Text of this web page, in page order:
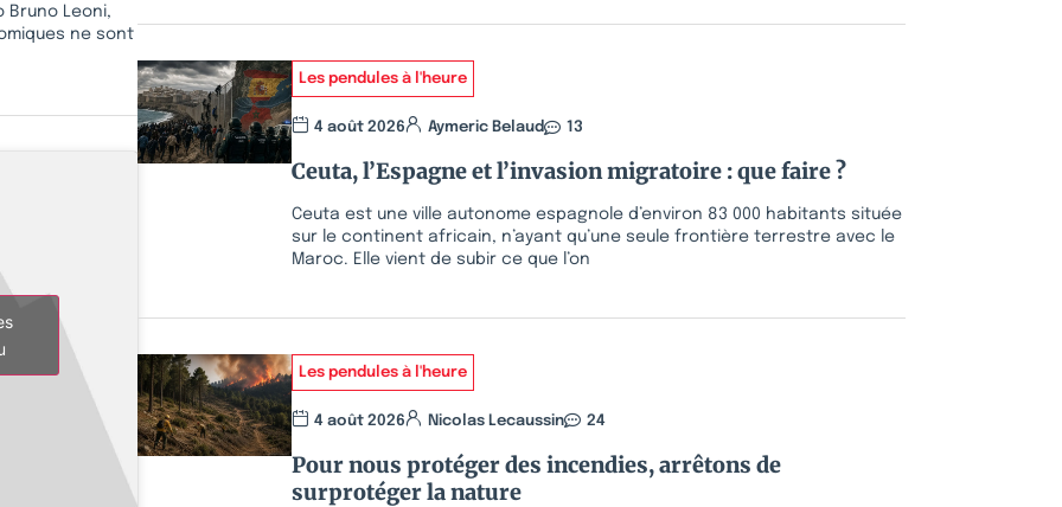
Leoni,
ne sont
Les pendules à l'heure
4 août 2026 Aymeric Belaud 13
Ceuta, l’Espagne et l’invasion migratoire : que faire ?
Ceuta est une ville autonome espagnole d’environ 83 000 habitants située
sur le continent africain, n’ayant qu’une seule frontière terrestre avec le
Maroc. Elle vient de subir ce que l’on
Les pendules à l'heure
4 août 2026 Nicolas Lecaussin 24
Pour nous protéger des incendies, arrêtons de
surprotéger la nature